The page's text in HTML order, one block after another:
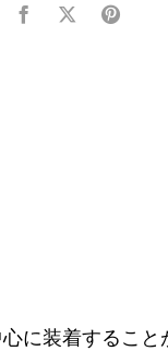
に装着すること